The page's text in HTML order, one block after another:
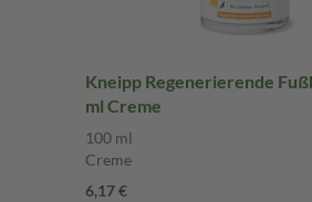
Kneipp Regenerierende
ml Creme
100 ml
Creme
6,17 €